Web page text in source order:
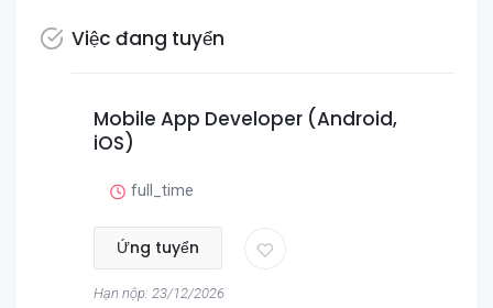
Việc đang tuyển
Mobile App Developer (Android,
iOS)
full_time
Ứng tuyển
Hạn nộp: 23/12/2026